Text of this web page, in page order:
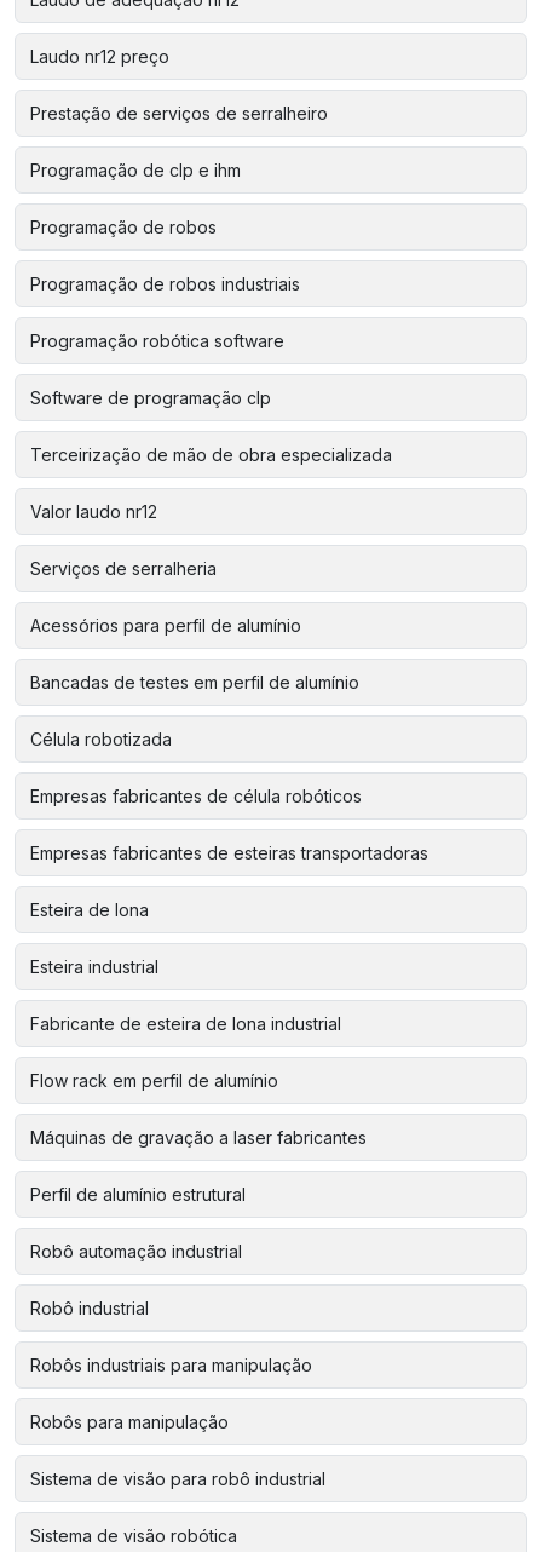
Laudo nr12 preço
Prestação de serviços de serralheiro
Programação de clp e ihm
Programação de robos
Programação de robos industriais
Programação robótica software
Software de programação clp
Terceirização de mão de obra especializada
Valor laudo nr12
Serviços de serralheria
Acessórios para perfil de alumínio
Bancadas de testes em perfil de alumínio
Célula robotizada
Empresas fabricantes de célula robóticos
Empresas fabricantes de esteiras transportadoras
Esteira de lona
Esteira industrial
Fabricante de esteira de lona industrial
Flow rack em perfil de alumínio
Máquinas de gravação a laser fabricantes
Perfil de alumínio estrutural
Robô automação industrial
Robô industrial
Robôs industriais para manipulação
Robôs para manipulação
Sistema de visão para robô industrial
Sistema de visão robótica